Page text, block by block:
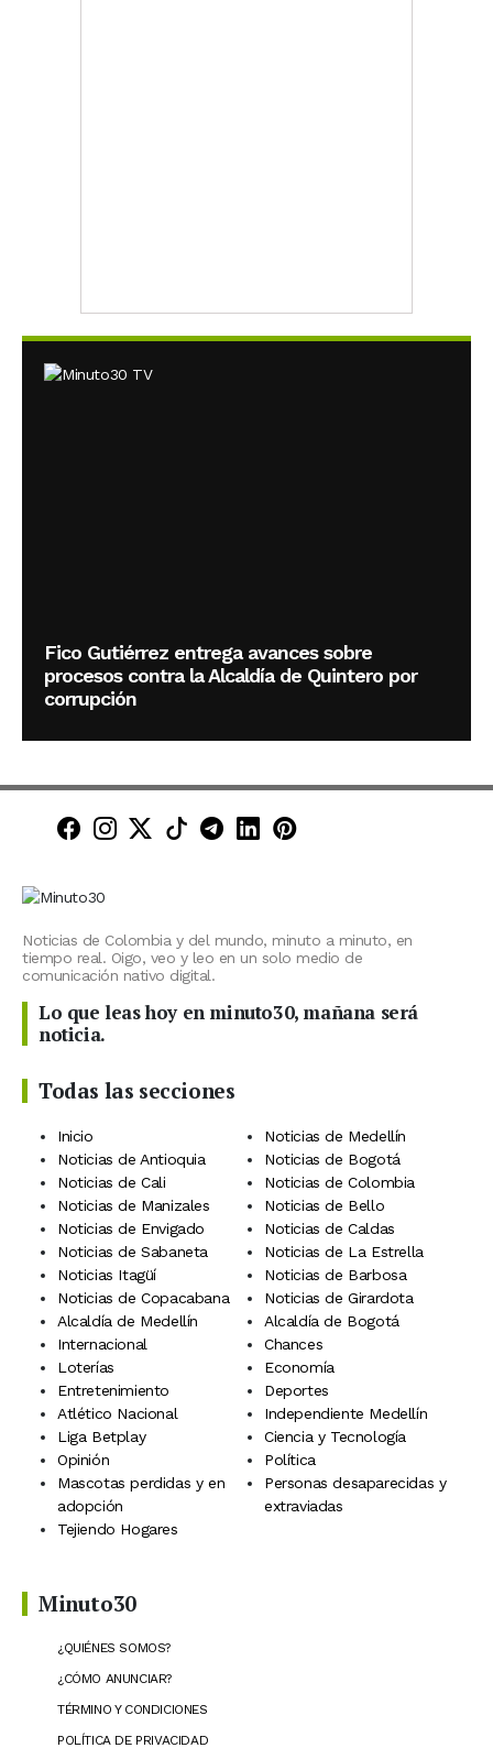
Fico Gutiérrez entrega avances sobre
procesos contra la Alcaldía de Quintero por
corrupción
Minuto30 en Facebook
Minuto30 en Instagram
Minuto30 en X (Twitter)
Minuto30 en TikTok
Canal de Minuto30 en
Minuto30 en LinkedIn
Minuto30 en
Noticias de Colombia y del mundo, minuto a minuto, en
tiempo real. Oigo, veo y leo en un solo medio de
comunicación nativo digital.
Lo que leas hoy en minuto30, mañana será
noticia.
Todas las secciones
Inicio
Noticias de Medellín
Noticias de Antioquia
Noticias de Bogotá
Noticias de Cali
Noticias de Colombia
Noticias de Manizales
Noticias de Bello
Noticias de Envigado
Noticias de Caldas
Noticias de Sabaneta
Noticias de La Estrella
Noticias Itagüí
Noticias de Barbosa
Noticias de Copacabana
Noticias de Girardota
Alcaldía de Medellín
Alcaldía de Bogotá
Internacional
Chances
Loterías
Economía
Entretenimiento
Deportes
Atlético Nacional
Independiente Medellín
Liga Betplay
Ciencia y Tecnología
Opinión
Política
Mascotas perdidas y en
adopción
Personas desaparecidas y
extraviadas
Tejiendo Hogares
Minuto30
¿QUIÉNES SOMOS?
¿CÓMO ANUNCIAR?
TÉRMINO Y CONDICIONES
POLÍTICA DE PRIVACIDAD